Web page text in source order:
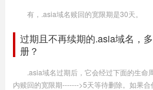
有，.asia域名赎回的宽限期是30天。
过期且不再续期的.asia域名，
册？
.asia域名过期后，它会经过下面的生命
内赎回的宽限期------->5天等待删除。如果